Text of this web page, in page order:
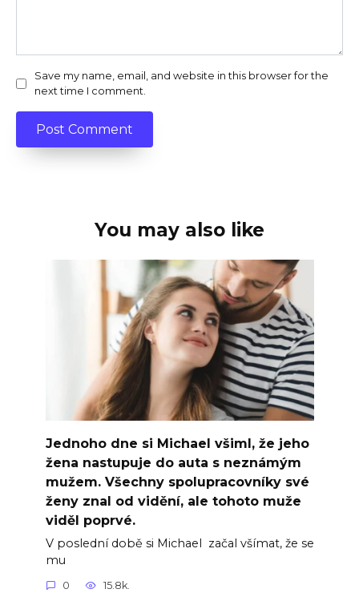
Save my name, email, and website in this browser for the
next time I comment.
You may also like
Jednoho dne si Michael všiml, že jeho
žena nastupuje do auta s neznámým
mužem. Všechny spolupracovníky své
ženy znal od vidění, ale tohoto muže
viděl poprvé.
V poslední době si Michael začal všímat, že se
mu
0 15.8k.